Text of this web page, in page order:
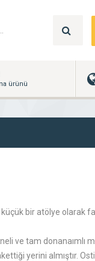
ürünü
küçük bir atölye olarak
ve tam donanaımlı
yerini almıştır.